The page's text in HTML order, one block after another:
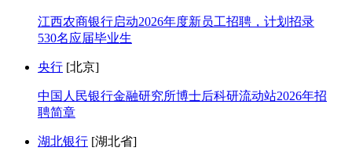
江西农商银行启动2026年度新员工招聘，计划招录
530名应届毕业生
央行 [北京]
中国人民银行金融研究所博士后科研流动站2026年招
聘简章
湖北银行 [湖北省]